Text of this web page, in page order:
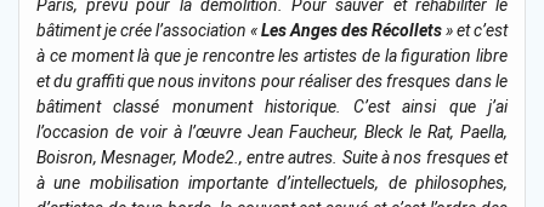
Paris, prévu pour la démolition. Pour sauver et réhabiliter le
bâtiment je crée l’association «Les Anges des Récollets» et c’est
à ce moment là que je rencontre les artistes de la figuration libre
et du graffiti que nous invitons pour réaliser des fresques dans le
bâtiment classé monument historique. C’est ainsi que j’ai
l’occasion de voir à l’œuvre Jean Faucheur, Bleck le Rat, Paella,
Boisron, Mesnager, Mode2., entre autres. Suite à nos fresques et
à une mobilisation importante d’intellectuels, de philosophes,